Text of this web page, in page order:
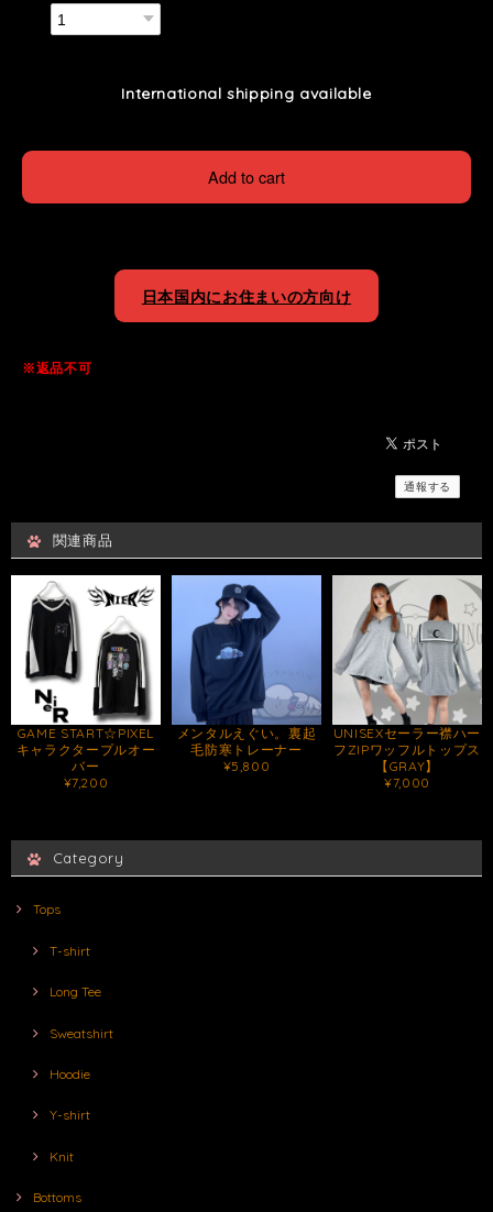
International shipping available
Add to cart
日本国内にお住まいの方向け
※返品不可
通報する
関連商品
GAME START☆PIXEL
キャラクタープルオー
バー
¥7,200
メンタルえぐい。裏起
毛防寒トレーナー
¥5,800
UNISEXセーラー襟ハー
フZIPワッフルトップス
【GRAY】
¥7,000
Category
Tops
T-shirt
Long Tee
Sweatshirt
Hoodie
Y-shirt
Knit
Bottoms